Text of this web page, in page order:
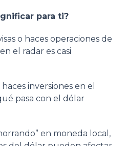
para ti?
o haces operaciones de
el radar es casi
inversiones en el
pasa con el dólar
en moneda local,